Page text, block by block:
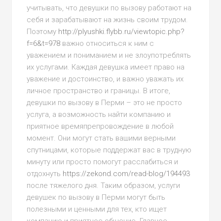
учитывать, что девушки по вызову работают на
себя и зарабатывают на жизнь своим трудом.
Поэтому http://plyushki.flybb.ru/viewtopic.php?
f=6&t=978 важно относиться к ним с
уважением и пониманием и не злоупотреблять
их услугами. Каждая девушка имеет право на
уважение и достоинство, и важно уважать их
личное пространство и границы. В итоге,
девушки по вызову в Перми – это не просто
услуга, а возможность найти компанию и
приятное времяпрепровождение в любой
момент. Они могут стать вашими верными
спутницами, которые поддержат вас в трудную
минуту или просто помогут расслабиться и
отдохнуть https://zekond.com/read-blog/194493
после тяжелого дня. Таким образом, услуги
девушек по вызову в Перми могут быть
полезными и ценными для тех, кто ищет